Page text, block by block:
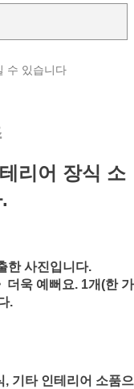
수 있습니다
리어 장식 소
한 사진입니다.
더욱 예뻐요. 1개(한 가
.
기타 인테리어 소품으